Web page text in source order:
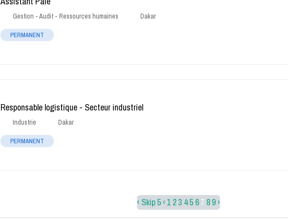
Gestion - Audit - Ressources humaines Dakar
PERMANENT
Responsable logistique - Secteur industriel
Industrie Dakar
PERMANENT
‹ Skip 5‹ 1 23 45 67 89›